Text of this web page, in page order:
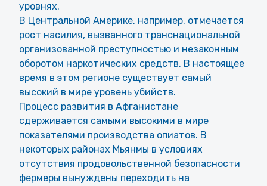
уровнях.
В Центральной Америке, например, отмечается
рост насилия, вызванного транснациональной
организованной преступностью и незаконным
оборотом наркотических средств. В настоящее
время в этом регионе существует самый
высокий в мире уровень убийств.
Процесс развития в Афганистане
сдерживается самыми высокими в мире
показателями производства опиатов. В
некоторых районах Мьянмы в условиях
отсутствия продовольственной безопасности
фермеры вынуждены переходить на